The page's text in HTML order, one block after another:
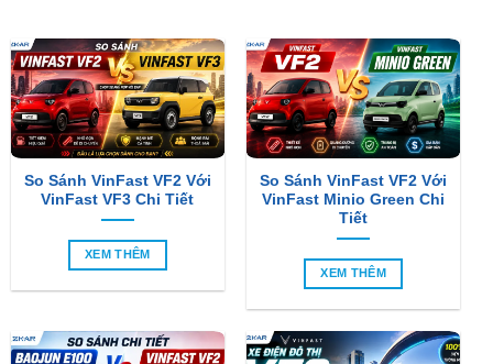
So Sánh VinFast VF2 Với
VinFast VF3 Chi Tiết
XEM THÊM
So Sánh VinFast VF2 Với
VinFast Minio Green Chi
Tiết
XEM THÊM